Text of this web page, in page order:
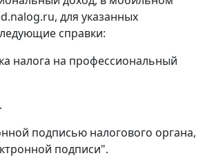
для указанных
справки:
налога на профессиональный
подписью налогового органа,
подписи".